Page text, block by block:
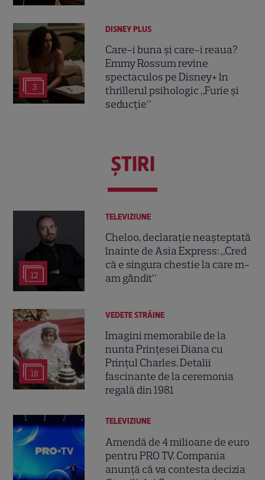
3
DISNEY PLUS
Care-i buna și care-i reaua?
Emmy Rossum revine
spectaculos pe Disney+ în
thrillerul psihologic „Furie și
seducție”
ŞTIRI
12
TELEVIZIUNE
Cheloo, declarație neașteptată
înainte de Asia Express: „Cred
că e singura chestie la care m-
am gândit”
18
VEDETE STRĂINE
Imagini memorabile de la
nunta Prințesei Diana cu
Prințul Charles. Detalii
fascinante de la ceremonia
regală din 1981
TELEVIZIUNE
Amendă de 4 milioane de euro
pentru PRO TV. Compania
anunță că va contesta decizia